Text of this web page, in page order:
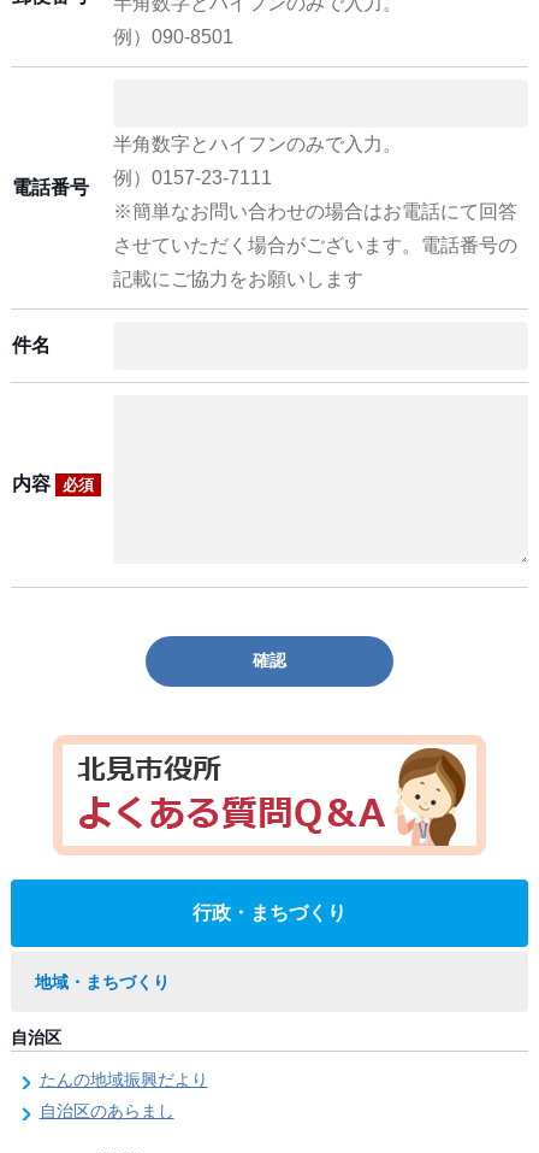
例）090-8501
電話番号
半角数字とハイフンのみで入力。
例）0157-23-7111
※簡単なお問い合わせの場合はお電話にて回答
させていただく場合がございます。電話番号の
記載にご協力をお願いします
件名
内容 必須
確認
行政・まちづくり
地域・まちづくり
自治区
たんの地域振興だより
自治区のあらまし